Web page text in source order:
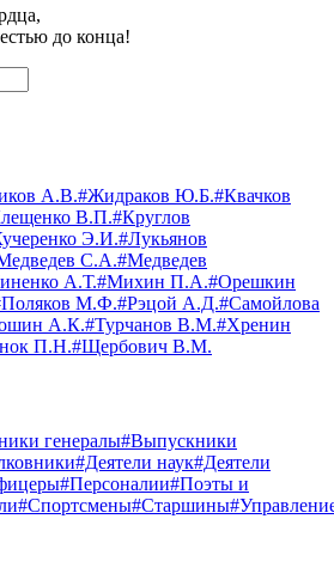
до конца!
А.В.#Жидраков Ю.Б.#Квачков
В.П.#Круглов
Э.И.#Лукьянов
С.А.#Медведев
А.Т.#Михин П.А.#Орешкин
М.Ф.#Рэцой А.Д.#Самойлова
А.К.#Турчанов В.М.#Хренин
П.Н.#Щербович В.М.
генералы#Выпускники
#Деятели наук#Деятели
#Персоналии#Поэты и
#Спортсмены#Старшины